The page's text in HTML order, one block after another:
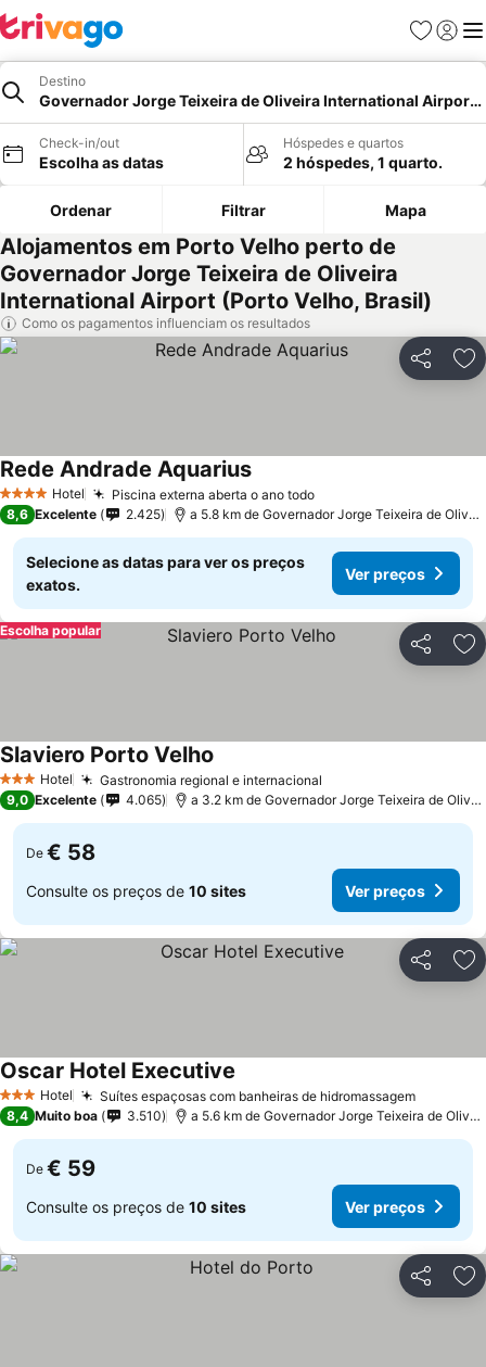
Favoritos
Iniciar
Destino
Governador Jorge Teixeira de Oliveira International Airport,
Check-in/out
Escolha as datas
Hóspedes e quartos
2 hóspedes, 1 quarto.
Ordenar Filtrar Mapa
Alojamentos em Porto Velho perto de
Governador Jorge Teixeira de Oliveira
International Airport (Porto Velho, Brasil)
Como os pagamentos influenciam os resultados
Partilhar
4 EstrelasHotel Piscina externa aberta o ano todoVer preços
Rede Andrade AquariusVer preços
8,6 Excelente 2.425 a 5.8 km de Governador Jorge Teixeira de
Selecione as datas para ver os preços
exatos.
Ver preços
Partilhar
Escolha popular
3 EstrelasHotel Gastronomia regional e internacional
Slaviero Porto Velho
9,0 Excelente 4.065 a 3.2 km de Governador Jorge Teixeira de
De € 58
Consulte os preços de 10 sites Ver preços
Partilhar
3 EstrelasHotel Suítes espaçosas com banheiras de hidromassagemVer
Oscar Hotel Executive
8,4 Muito boa 3.510 a 5.6 km de Governador Jorge Teixeira de
De € 59
Consulte os preços de 10 sites Ver preços
Partilhar